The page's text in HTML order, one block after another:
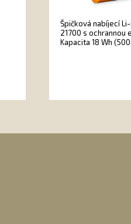
Špičková nabíjecí
21700 s ochrannou
Kapacita 18 Wh